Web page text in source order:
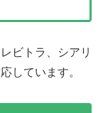
ビトラ、シアリ
しています。